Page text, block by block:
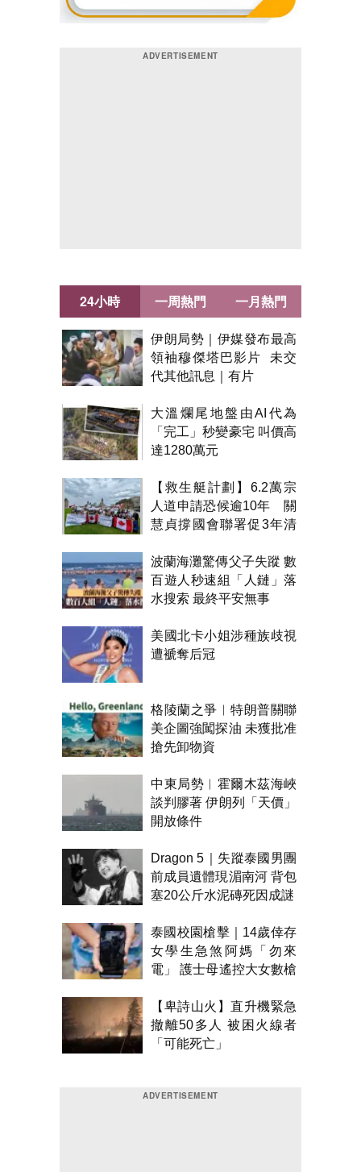
24小時
伊朗局勢｜伊媒發布最高
領袖穆傑塔巴影片 未交
代其他訊息｜有片
大溫爛尾地盤由AI代為
「完工」秒變豪宅 叫價高
達1280萬元
【救生艇計劃】6.2萬宗
人道申請恐候逾10年 關
慧貞撐國會聯署促3年清
波蘭海灘驚傳父子失蹤 數
百遊人秒速組「人鏈」落
水搜索 最終平安無事
美國北卡小姐涉種族歧視
遭褫奪后冠
格陵蘭之爭︱特朗普關聯
美企圖強闖探油 未獲批准
搶先卸物資
中東局勢︱霍爾木茲海峽
談判膠著 伊朗列「天價」
開放條件
Dragon 5｜失蹤泰國男團
前成員遺體現湄南河 背包
塞20公斤水泥磚死因成謎
泰國校園槍擊｜14歲倖存
女學生急煞阿媽「勿來
電」 護士母遙控大女數槍
【卑詩山火】直升機緊急
撤離50多人 被困火線者
「可能死亡」
一周熱門 一月熱門